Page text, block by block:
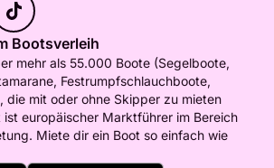
Bootsverleih
mehr als 55.000 Boote (Segelboote,
Festrumpfschlauchboote,
die mit oder ohne Skipper zu mieten
ist europäischer Marktführer im Bereich
Miete dir ein Boot so einfach wie